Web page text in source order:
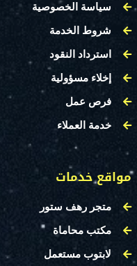
سياسة الخصوصية
شروط الخدمة
استرداد النقود
إخلاء مسؤولية
فرص عمل
خدمة العملاء
مواقع خدمات
متجر رهف ستور
مكتب محاماة
لابتوب مستعمل